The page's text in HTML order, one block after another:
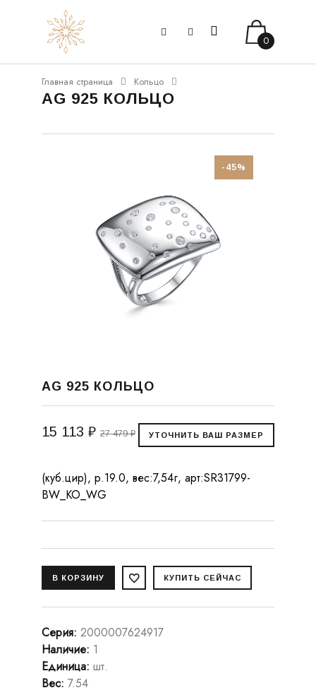
0
Главная страница Кольцо
AG 925 КОЛЬЦО
-45%
AG 925 КОЛЬЦО
15 113 ₽ 27 479 ₽
(куб.цир), р.19.0, вес:7,54г, арт:SR31799-
BW_KO_WG
Серия: 2000007624917
Наличие: 1
Единица: шт.
Вес: 7.54